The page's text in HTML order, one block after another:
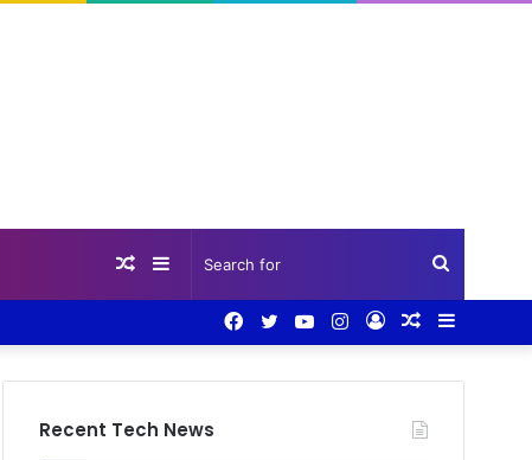
Search
for
Sidebar
Random
Sidebar
Random
Log
Instagram
YouTube
Twitter
Facebook
Recent Tech News